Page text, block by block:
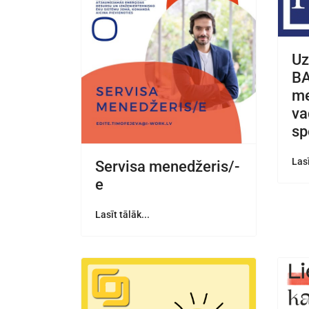
Servisa menedžeris/-
e
Lasīt tālāk...